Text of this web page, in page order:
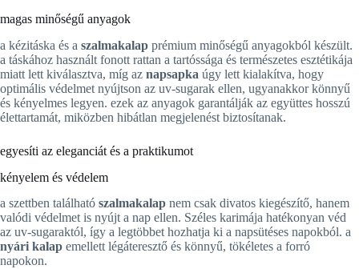
magas minőségű anyagok
a kézitáska és a szalmakalap prémium minőségű anyagokból készült.
a táskához használt fonott rattan a tartóssága és természetes esztétikája
miatt lett kiválasztva, míg az napsapka úgy lett kialakítva, hogy
optimális védelmet nyújtson az uv-sugarak ellen, ugyanakkor könnyű
és kényelmes legyen. ezek az anyagok garantálják az együttes hosszú
élettartamát, miközben hibátlan megjelenést biztosítanak.
egyesíti az eleganciát és a praktikumot
kényelem és védelem
a szettben található szalmakalap nem csak divatos kiegészítő, hanem
valódi védelmet is nyújt a nap ellen. Széles karimája hatékonyan véd
az uv-sugaraktól, így a legtöbbet hozhatja ki a napsütéses napokból. a
nyári kalap emellett légáteresztő és könnyű, tökéletes a forró
napokon.